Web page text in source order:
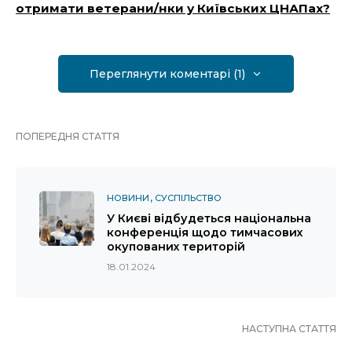
отримати ветерани/нки у Київських ЦНАПах?
Переглянути коментарі (1)
ПОПЕРЕДНЯ СТАТТЯ
НОВИНИ СУСПІЛЬСТВО
У Києві відбудеться національна
конференція щодо тимчасових
окупованих територій
18.01.2024
НАСТУПНА СТАТТЯ